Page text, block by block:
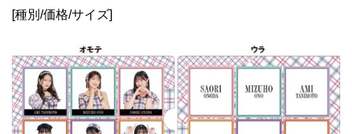
[種別/価格/サイズ]